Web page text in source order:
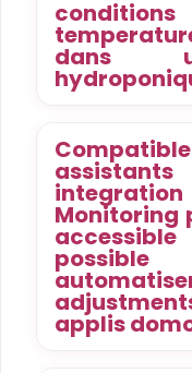
dans
Monitoring
applis